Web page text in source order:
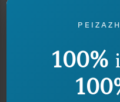
shenjë
100%